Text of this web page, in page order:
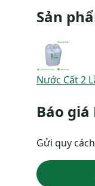
Sản
Nước Cất 2
Báo giá
Gửi quy